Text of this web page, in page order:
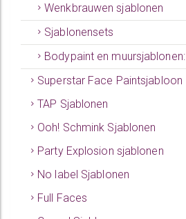
Wenkbrauwen sjablonen
Sjablonensets
Bodypaint en muursjablonen:
Superstar Face Paintsjabloon
TAP Sjablonen
Ooh! Schmink Sjablonen
Party Explosion sjablonen
No label Sjablonen
Full Faces